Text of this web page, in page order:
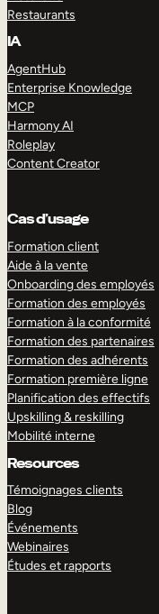
Restaurants
IA
AgentHub
Enterprise Knowledge
MCP
Harmony AI
Roleplay
Content Creator
Cas d’usage
Formation client
Aide à la vente
Onboarding des employés
Formation des employés
Formation à la conformité
Formation des partenaires
Formation des adhérents
Formation première ligne
Planification des effectifs
Upskilling & reskilling
Mobilité interne
Resources
Témoignages clients
Blog
Événements
Webinaires
Études et rapports